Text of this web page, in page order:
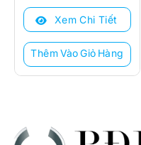
là:
1.200.000 ₫.
tại
1.000.000 ₫.
Xem Chi Tiết
Thêm Vào Giỏ Hàng